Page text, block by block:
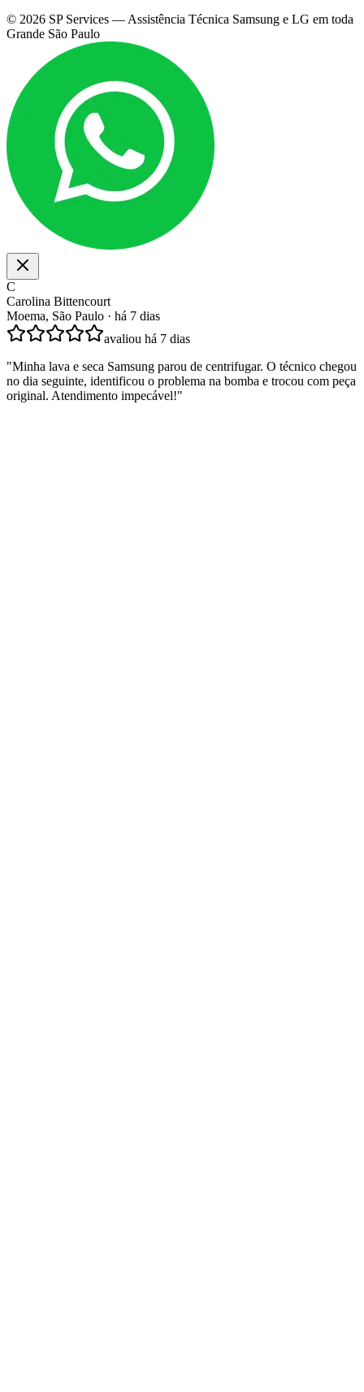
© 2026 SP Services — Assistência Técnica Samsung e LG em toda
Grande São Paulo
C
Carolina Bittencourt
Moema, São Paulo · há 7 dias
avaliou há 7 dias
"Minha lava e seca Samsung parou de centrifugar. O técnico chegou
no dia seguinte, identificou o problema na bomba e trocou com peça
original. Atendimento impecável!"